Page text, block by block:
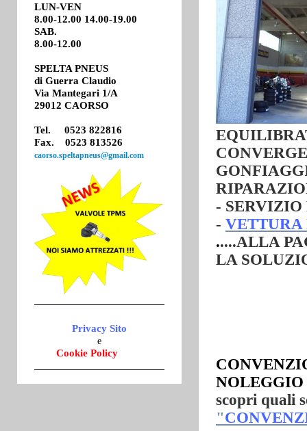
LUN-VEN
8.00-12.00 14.00-19.00
SAB.
8.00-12.00
SPELTA PNEUS
di Guerra Claudio
Via Mantegari 1/A
29012 CAORSO
Tel. 0523 822816
Fax. 0523 813526
caorso.speltapneus@gmail.com
Privacy Sito
e
Cookie Policy
- SERVIZIO
- VETTURA
.....ALLA
LA
scopri quali
"